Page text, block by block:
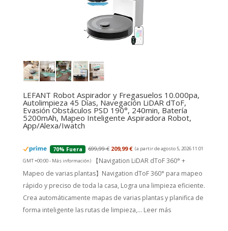
LEFANT Robot Aspirador y Fregasuelos 10.000pa,
Autolimpieza 45 Días, Navegación LiDAR dToF,
Evasión Obstáculos PSD 190°, 240min, Batería
5200mAh, Mapeo Inteligente Aspiradora Robot,
App/Alexa/Iwatch
70% Fuera 699,99 € 209,99 € (a partir de agosto 5, 2026 11:01
GMT +00:00 - Más información)
【Navigation LiDAR dToF 360° +
Mapeo de varias plantas】Navigation dToF 360° para mapeo
rápido y preciso de toda la casa, Logra una limpieza eficiente.
Crea automáticamente mapas de varias plantas y planifica de
forma inteligente las rutas de limpieza,... Leer más